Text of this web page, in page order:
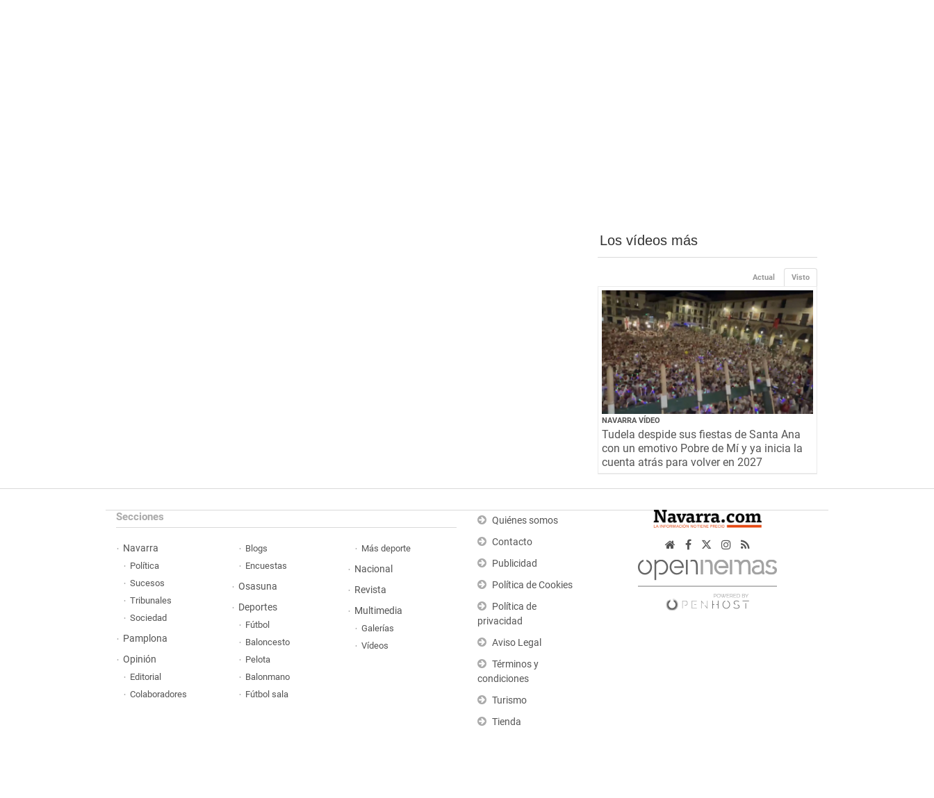
Los vídeos más
Visto
Actual
NAVARRA VÍDEO
Tudela despide sus fiestas de Santa Ana
con un emotivo Pobre de Mí y ya inicia la
cuenta atrás para volver en 2027
Secciones
Navarra
Política
Sucesos
Tribunales
Sociedad
Pamplona
Opinión
Editorial
Colaboradores
Blogs
Encuestas
Osasuna
Deportes
Fútbol
Baloncesto
Pelota
Balonmano
Fútbol sala
Más deporte
Nacional
Revista
Multimedia
Galerías
Vídeos
Quiénes somos
Contacto
Publicidad
Política de Cookies
Política de
privacidad
Aviso Legal
Términos y
condiciones
Turismo
Tienda